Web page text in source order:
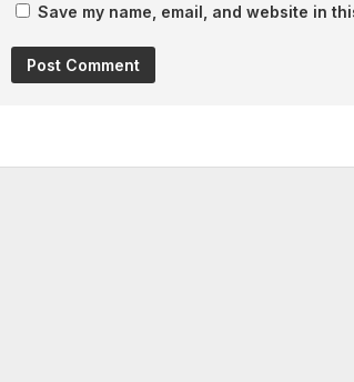
Save my name, email, and website in